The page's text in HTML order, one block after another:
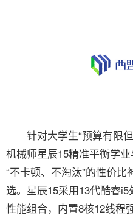
针对大学生“预算有限但
机械师星辰15精准平衡学
“不卡顿、不淘汰”的性价
选。星辰15采用13代酷睿
性能组合，内置8核12线程